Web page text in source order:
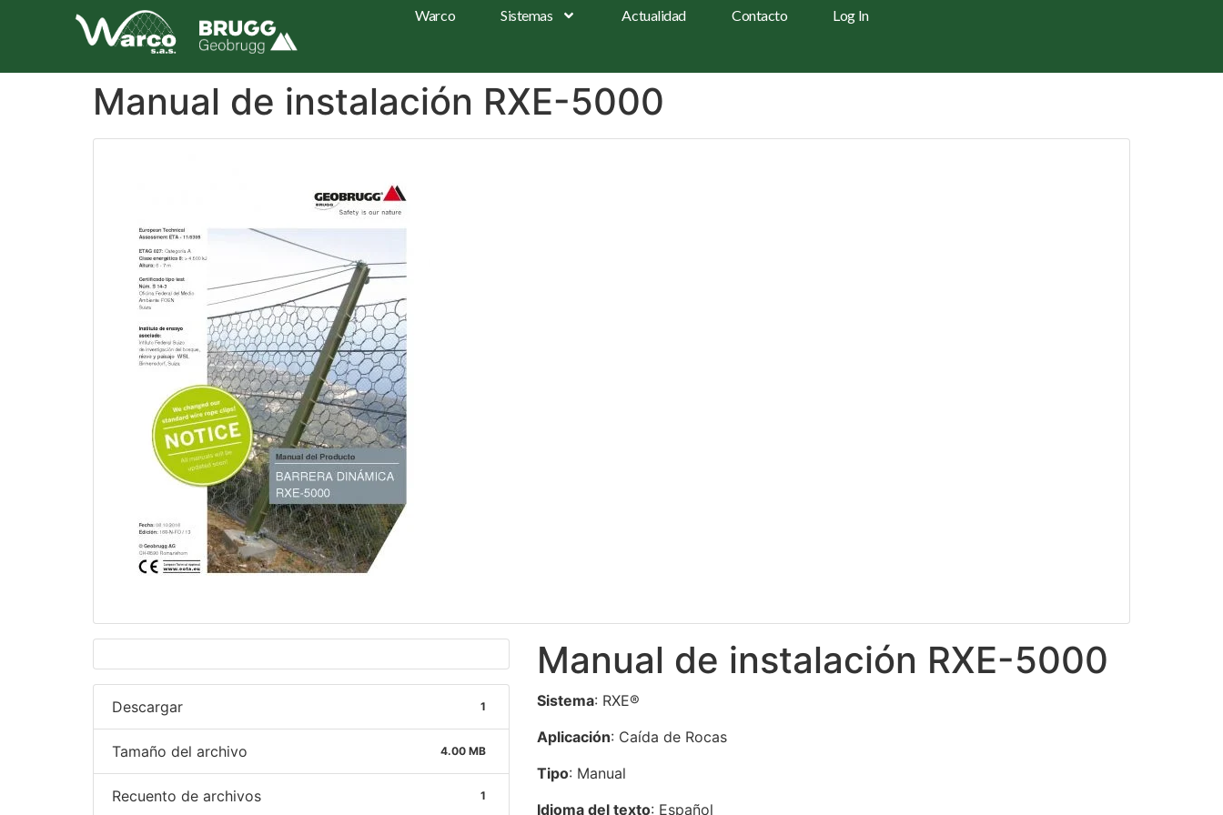
Warco Sistemas Actualidad Contacto Log In
Manual de instalación RXE-5000
Descargar 1
Tamaño del archivo 4.00 MB
Recuento de archivos 1
Manual de instalación RXE-5000
Sistema: RXE®
Aplicación: Caída de Rocas
Tipo: Manual
Idioma del texto: Español